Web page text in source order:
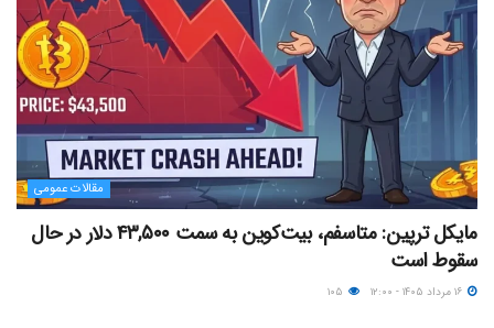
مقالات عمومی
مایکل ترپین: متاسفم، بیت‌کوین به سمت ۴۳,۵۰۰ دلار در حال
سقوط است